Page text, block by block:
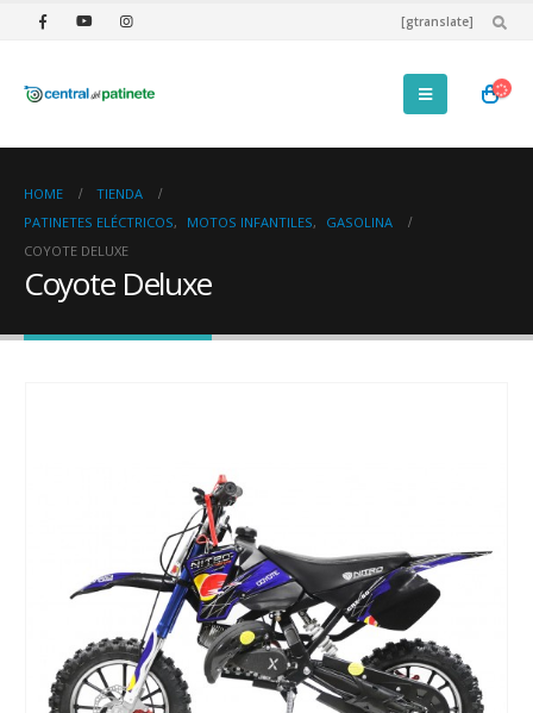
[gtranslate]
HOME
TIENDA
PATINETES ELÉCTRICOS, MOTOS INFANTILES,
GASOLINA
COYOTE DELUXE
Coyote Deluxe